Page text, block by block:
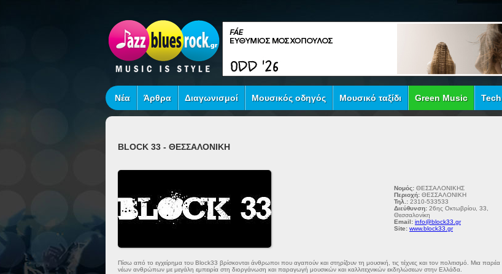
Νέα Άρθρα Διαγωνισμοί Μουσικός οδηγός Μουσικό ταξίδι Green Music Tech
BLOCK 33 - ΘΕΣΣΑΛΟΝΙΚΗ
Νομός: ΘΕΣΣΑΛΟΝΙΚΗΣ
Περιοχή: ΘΕΣΣΑΛΟΝΙΚΗ
Τηλ.: 2310-533533
Διεύθυνση: 26ης Οκτωβρίου, 33,
Θεσσαλονίκη
Email: info@block33.gr
Site: www.block33.gr
Πίσω από το εγχείρημα του Block33 βρίσκονται άνθρωποι που αγαπούν και στηρίζουν τη μουσική, τις τέχνες και τον πολιτισμό. Μια παρέα
νέων ανθρώπων με μεγάλη εμπειρία στη διοργάνωση και παραγωγή μουσικών και καλλιτεχνικών εκδηλώσεων στην Ελλάδα.